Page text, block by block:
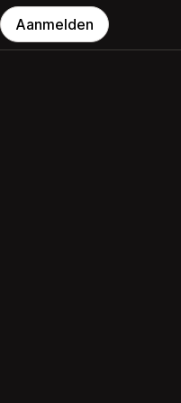
Aanmelden